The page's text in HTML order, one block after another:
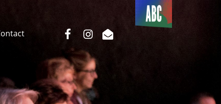
Du côté
de l’ABC
facebookinstagram
email